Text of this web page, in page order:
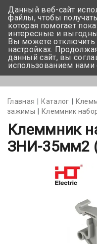
Главная Каталог
зажимы
Клеммник
Клеммник
ЗНИ-35мм2
Данный веб-сайт
файлы, чтобы получать
которая помогает
интересные и
Вы можете
настройках.
данный сайт, вы
использованием